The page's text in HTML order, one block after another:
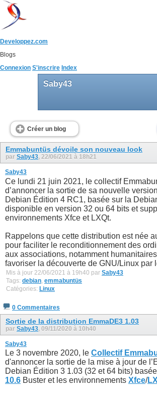
Developpez.com
Blogs
Connexion S'inscrire Index
Saby43
Créer un blog
Emmabuntüs dévoile son nouveau look
par Saby43, 22/06/2021 à 18h21
Saby43
Ce lundi 21 juin 2021, le collectif
d’annoncer la sortie de sa nouvelle
Debian Édition 4 RC1, basée sur la
disponible en version 32 ou 64 bits et
environnements Xfce et LXQt.
Rappelons que cette distribution est née
pour faciliter le reconditionnement des
aux associations, notamment
favoriser la découverte de GNU/Linux par
Mis à jour 22/06/2021 à 19h40 par Saby43
Tags: debian, emmabuntüs
Catégories: Linux
0 Commentaires
Sortie de la distribution EmmaDE3 1.03
par Saby43, 09/11/2020 à 10h40
Saby43
Le 3 novembre 2020, le Collectif
d'annoncer la sortie de la mise à jour de
Debian Édition 3 1.03 (32 et 64 bits)
10.6 Buster et les environnements Xfce/